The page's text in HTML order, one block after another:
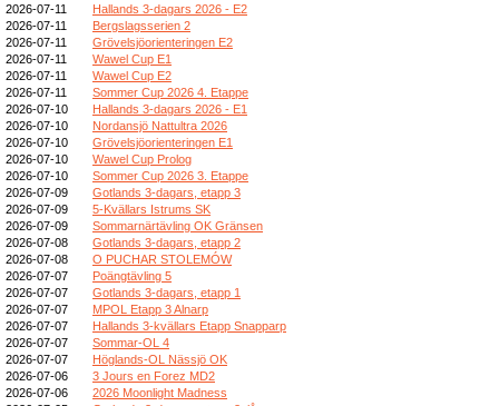
2026-07-11
Hallands 3-dagars 2026 - E2
2026-07-11
Bergslagsserien 2
2026-07-11
Grövelsjöorienteringen E2
2026-07-11
Wawel Cup E1
2026-07-11
Wawel Cup E2
2026-07-11
Sommer Cup 2026 4. Etappe
2026-07-10
Hallands 3-dagars 2026 - E1
2026-07-10
Nordansjö Nattultra 2026
2026-07-10
Grövelsjöorienteringen E1
2026-07-10
Wawel Cup Prolog
2026-07-10
Sommer Cup 2026 3. Etappe
2026-07-09
Gotlands 3-dagars, etapp 3
2026-07-09
5-Kvällars Istrums SK
2026-07-09
Sommarnärtävling OK Gränsen
2026-07-08
Gotlands 3-dagars, etapp 2
2026-07-08
O PUCHAR STOLEMÓW
2026-07-07
Poängtävling 5
2026-07-07
Gotlands 3-dagars, etapp 1
2026-07-07
MPOL Etapp 3 Alnarp
2026-07-07
Hallands 3-kvällars Etapp Snapparp
2026-07-07
Sommar-OL 4
2026-07-07
Höglands-OL Nässjö OK
2026-07-06
3 Jours en Forez MD2
2026-07-06
2026 Moonlight Madness